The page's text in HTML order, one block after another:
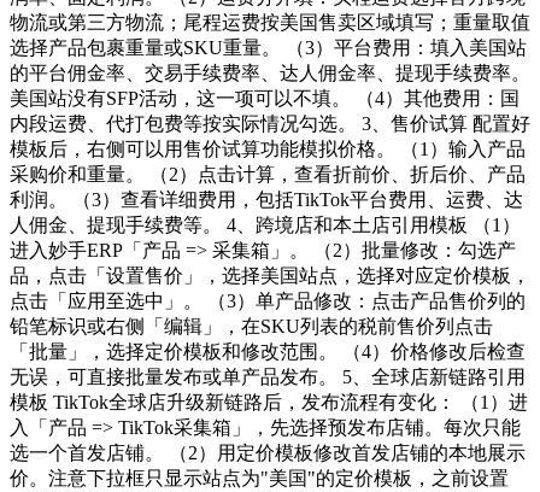
物流或第三方物流；尾程运费按美国售卖区域填写；重量取值
选择产品包裹重量或SKU重量。 （3）平台费用：填入美国站
的平台佣金率、交易手续费率、达人佣金率、提现手续费率。
美国站没有SFP活动，这一项可以不填。 （4）其他费用：国
内段运费、代打包费等按实际情况勾选。 3、售价试算 配置好
模板后，右侧可以用售价试算功能模拟价格。 （1）输入产品
采购价和重量。 （2）点击计算，查看折前价、折后价、产品
利润。 （3）查看详细费用，包括TikTok平台费用、运费、达
人佣金、提现手续费等。 4、跨境店和本土店引用模板 （1）
进入妙手ERP「产品 => 采集箱」。 （2）批量修改：勾选产
品，点击「设置售价」，选择美国站点，选择对应定价模板，
点击「应用至选中」。 （3）单产品修改：点击产品售价列的
铅笔标识或右侧「编辑」，在SKU列表的税前售价列点击
「批量」，选择定价模板和修改范围。 （4）价格修改后检查
无误，可直接批量发布或单产品发布。 5、全球店新链路引用
模板 TikTok全球店升级新链路后，发布流程有变化： （1）进
入「产品 => TikTok采集箱」，先选择预发布店铺。每次只能
选一个首发店铺。 （2）用定价模板修改首发店铺的本地展示
价。注意下拉框只显示站点为"美国"的定价模板，之前设置